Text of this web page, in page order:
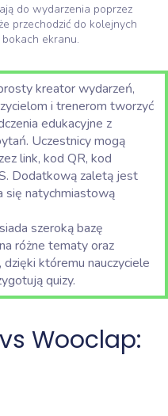
do wydarzenia poprzez
przechodzić do kolejnych
ekranu.
kreator wydarzeń,
i trenerom tworzyć
edukacyjne z
Uczestnicy mogą
link, kod QR, kod
Dodatkową zaletą jest
się natychmiastową
szeroką bazę
różne tematy oraz
któremu nauczyciele
quizy.
Wooclap: